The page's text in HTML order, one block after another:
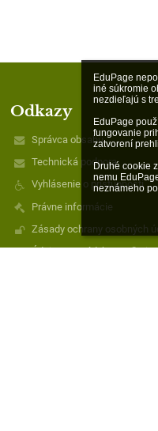
EduPage
iné súkromie
nezdieľajú s
EduPage
fungovanie
zatvorení
Druhé cookie
nemu
neznámeho
Odkazy
Správca obsahu
Technická podpora
Vyhlásenie o prístupnosti
Právne informácie
Zásady ochrany osobných
Údaje o prevádzkovateľovi